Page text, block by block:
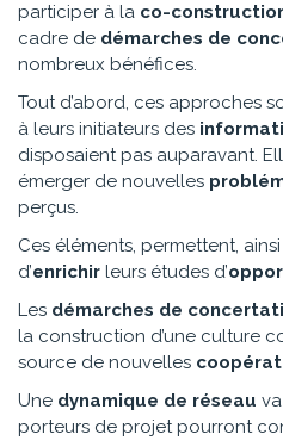
participer à la co-
cadre de démarches de
nombreux bénéfices.
Tout d’abord, ces approches
à leurs initiateurs des
disposaient pas auparavant.
émerger de nouvelles
perçus.
Ces éléments, permettent,
d’enrichir leurs études d’
Les démarches de
la construction d’une culture
source de nouvelles
Une dynamique de réseau
porteurs de projet pourront